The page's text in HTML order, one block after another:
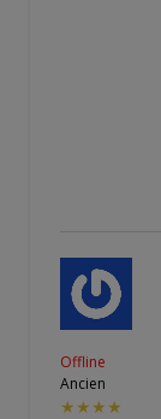
Offline
Ancien
★★★★